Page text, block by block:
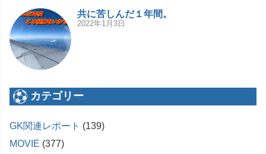
共に苦しんだ１年間。
2022年1月3日
カテゴリー
GK関連レポート (139)
MOVIE (377)